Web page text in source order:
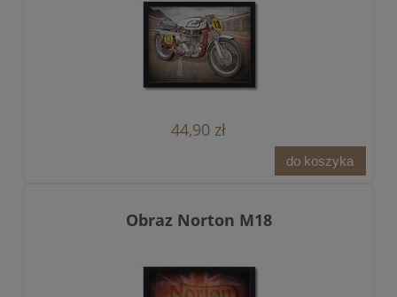
44,90 zł
do koszyka
Obraz Norton M18